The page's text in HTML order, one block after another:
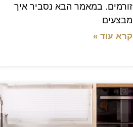
זורמים. במאמר הבא נסביר איך
מבצעים
קרא עוד »